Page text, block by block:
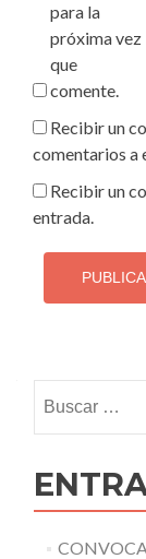
para la
próxima vez
que
comente.
Recibir un
comentarios a
Recibir un
entrada.